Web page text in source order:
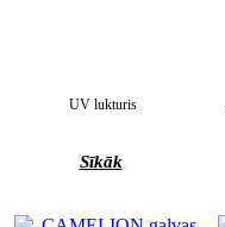
UV lukturis
Sīkāk